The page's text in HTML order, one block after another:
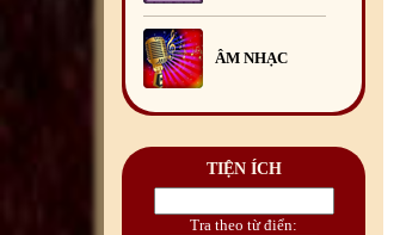
ÂM NHẠC
TIỆN ÍCH
Tra theo từ điển: